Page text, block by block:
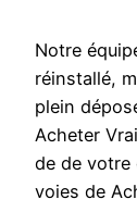
Notre
réinstallé,
plein
Acheter
de de votre
voies de